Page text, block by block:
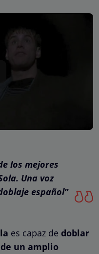
los mejores
Una voz
español”
es capaz de doblar
un amplio